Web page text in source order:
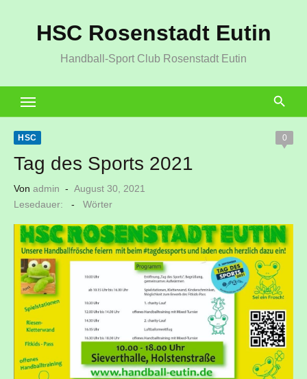
HSC Rosenstadt Eutin
Handball-Sport Club Rosenstadt Eutin
HSC 0
Tag des Sports 2021
Von admin
Veröffentlicht
am
August 30, 2021
Lesedauer:
- Wörter